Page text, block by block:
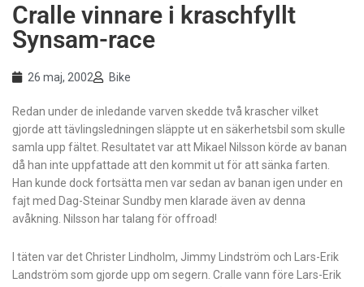
Cralle vinnare i kraschfyllt
Synsam-race
26 maj, 2002 Bike
Redan under de inledande varven skedde två krascher vilket
gjorde att tävlingsledningen släppte ut en säkerhetsbil som skulle
samla upp fältet. Resultatet var att Mikael Nilsson körde av banan
då han inte uppfattade att den kommit ut för att sänka farten.
Han kunde dock fortsätta men var sedan av banan igen under en
fajt med Dag-Steinar Sundby men klarade även av denna
avåkning. Nilsson har talang för offroad!
I täten var det Christer Lindholm, Jimmy Lindström och Lars-Erik
Landström som gjorde upp om segern. Cralle vann före Lars-Erik